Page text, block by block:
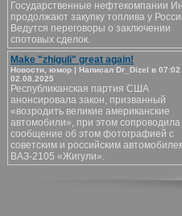
Государственные нефтекомпании
продолжают закупку топлива у
Ведутся переговоры о заключении
спотовых сделок.
Make "zhiguli" great again!
Новости, юмор | Написал Dr_Dizel в 07:02
02.08.2025
Республиканская партия США
анонсировала закон, призванный
«возродить великие американские
автомобили», при этом сопроводила
сообщение об этом фотографией с
советским и российским
ВАЗ-2105 «Жигули».